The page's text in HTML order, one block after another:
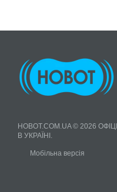
HOBOT.COM.UA © 2026
В УКРАЇНІ.
Мобільна версія